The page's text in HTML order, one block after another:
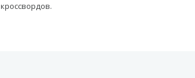
кроссвордов.